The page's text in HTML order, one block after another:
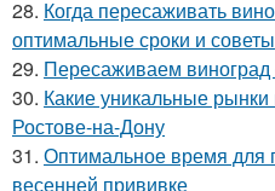
28. Когда пересаживать
оптимальные сроки и советы
29. Пересаживаем виноград
30. Какие уникальные
Ростове-на-Дону
31. Оптимальное время для
весенней прививке